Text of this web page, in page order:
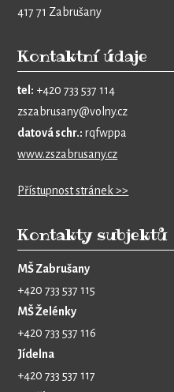
417 71 Zabrušany
Kontaktní údaje
tel: +420 733 537 114
zszabrusany@volny.cz
datová schr.: rqfwppa
www.zszabrusany.cz
Přístupnost stránek >>
Kontakty subjektů
MŠ Zabrušany
+420 733 537 115
MŠ Želénky
+420 733 537 116
Jídelna
+420 733 537 117